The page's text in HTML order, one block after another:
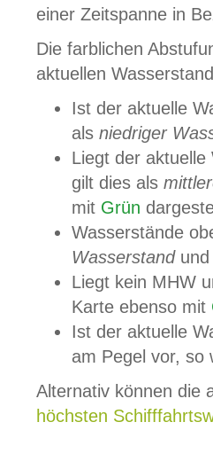
einer Zeitspanne in
Die farblichen
aktuellen
Ist der aktuelle
als niedriger
Liegt der
gilt dies als
mit Grün
Wasserstände
Wasserstandund
Liegt kein MHW
Karte ebenso mit
Ist der aktuelle
am Pegel vor,
Alternativ können die
höchsten